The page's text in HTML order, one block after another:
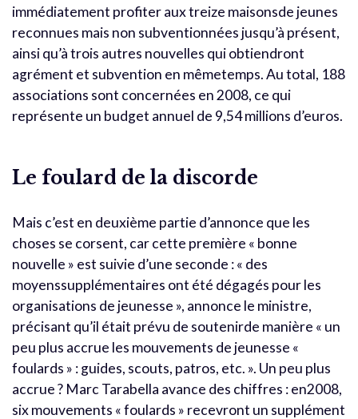
immédiatement profiter aux treize maisonsde jeunes
reconnues mais non subventionnées jusqu’à présent,
ainsi qu’à trois autres nouvelles qui obtiendront
agrément et subvention en mêmetemps. Au total, 188
associations sont concernées en 2008, ce qui
représente un budget annuel de 9,54 millions d’euros.
Le foulard de la discorde
Mais c’est en deuxième partie d’annonce que les
choses se corsent, car cette première « bonne
nouvelle » est suivie d’une seconde : « des
moyenssupplémentaires ont été dégagés pour les
organisations de jeunesse », annonce le ministre,
précisant qu’il était prévu de soutenirde manière « un
peu plus accrue les mouvements de jeunesse «
foulards » : guides, scouts, patros, etc. ». Un peu plus
accrue ? Marc Tarabella avance des chiffres : en2008,
six mouvements « foulards » recevront un supplément